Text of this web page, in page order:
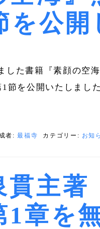
を公開
した書籍『素顔の空
節を公開いたしまし
者:最福寺 カテゴリー: お知
貫主著
1章を